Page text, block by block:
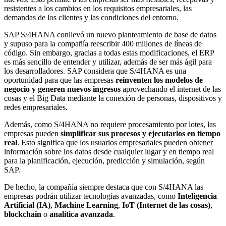
resistentes a los cambios en los requisitos empresariales, las
demandas de los clientes y las condiciones del entorno.
SAP S/4HANA conllevó un nuevo planteamiento de base de datos
y supuso para la compañía reescribir 400 millones de líneas de
código. Sin embargo, gracias a todas estas modificaciones, el ERP
es más sencillo de entender y utilizar, además de ser más ágil para
los desarrolladores. SAP considera que S/4HANA es una
oportunidad para que las empresas reinventen los modelos de
negocio y generen nuevos ingresos aprovechando el internet de las
cosas y el Big Data mediante la conexión de personas, dispositivos y
redes empresariales.
Además, como S/4HANA no requiere procesamiento por lotes, las
empresas pueden simplificar sus procesos y ejecutarlos en tiempo
real. Esto significa que los usuarios empresariales pueden obtener
información sobre los datos desde cualquier lugar y en tiempo real
para la planificación, ejecución, predicción y simulación, según
SAP.
De hecho, la compañía siempre destaca que con S/4HANA las
empresas podrán utilizar tecnologías avanzadas, como Inteligencia
Artificial (IA), Machine Learning, IoT (Internet de las cosas),
blockchain o analítica avanzada.